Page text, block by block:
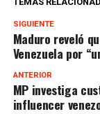
SIGUIENTE
Maduro reveló
Venezuela por
ANTERIOR
MP investiga
influencer